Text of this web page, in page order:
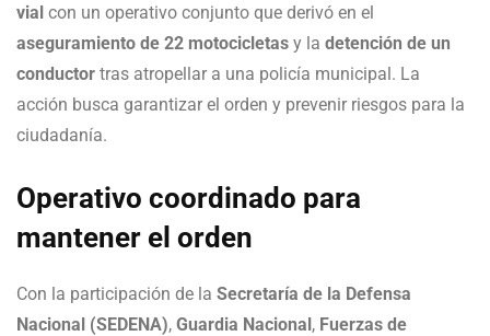
vial con un operativo conjunto que derivó en el
aseguramiento de 22 motocicletas y la detención de un
conductor tras atropellar a una policía municipal. La
acción busca garantizar el orden y prevenir riesgos para la
ciudadanía.
Operativo coordinado para
mantener el orden
Con la participación de la Secretaría de la Defensa
Nacional (SEDENA), Guardia Nacional, Fuerzas de